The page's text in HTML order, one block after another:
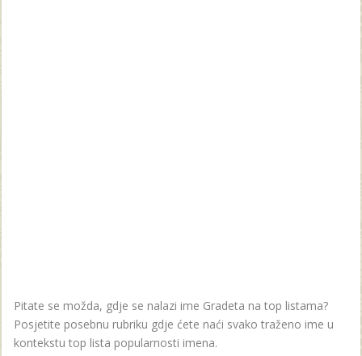
Pitate se možda, gdje se nalazi ime Gradeta na top listama?
Posjetite posebnu rubriku gdje ćete naći svako traženo ime u
kontekstu top lista popularnosti imena.